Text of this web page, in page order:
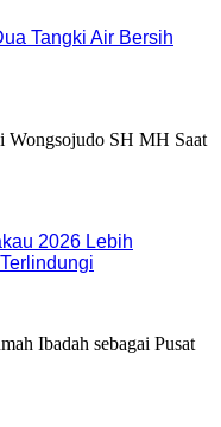
Tangki Air Bersih
2026 Lebih